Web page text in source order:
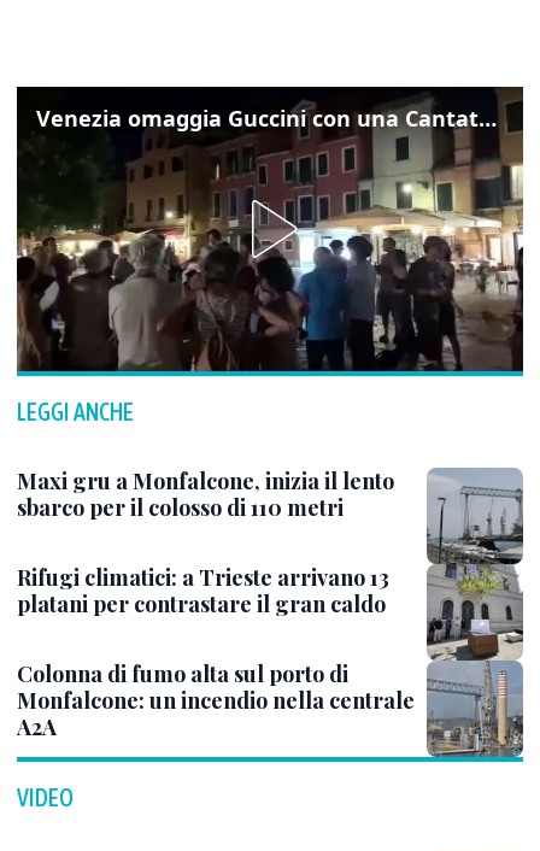
Venezia omaggia Guccini con una Cantata Anarchica in campo Santa Margherita
LEGGI ANCHE
Maxi gru a Monfalcone, inizia il lento
sbarco per il colosso di 110 metri
Rifugi climatici: a Trieste arrivano 13
platani per contrastare il gran caldo
Colonna di fumo alta sul porto di
Monfalcone: un incendio nella centrale
A2A
VIDEO